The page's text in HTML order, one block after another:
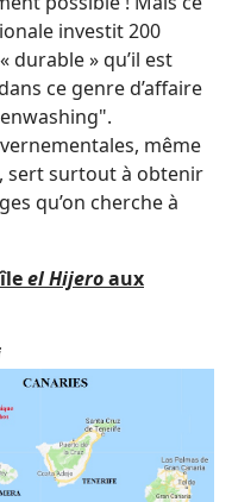
investit 200
durable » qu’il est
ce genre d’affaire
même
sert surtout à obtenir
qu’on cherche à
el Hijeroaux